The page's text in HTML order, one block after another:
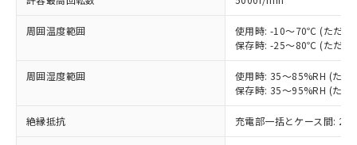
周囲温度範囲
使用時: -10～70℃ (ただし
保存時: -25～80℃ (ただし
周囲湿度範囲
使用時: 35～85%RH (ただ
保存時: 35～95%RH (ただ
絶縁抵抗 充電部一括とケース間:
本サービスは、当社制御機器事業取扱
商品の当社在庫状況および標準価格
(税抜)を提供させていただくもので
当社制御機器事業取扱商品の中には、
本サービスの対象外となる商品もある
在庫状況および標準価格照会結果は、
記載している更新日時点での社内デー
非含有の対応状況を調査中または確認中の
商品です。
非該当品：ライセンス料など無形物で、有
害物質有無と関係のない商品です。
仕入先様の事情により、非含有部品として
いたものが、含有品と判明した場合などや
※1 中国RoHS○×表
「○」：最大均質材料含有率が中国RoHSの
基準値以下であることを示します。
「×」：最大均質材料含有率が中国RoHSの
基準値を超えていることを示します。
「－」：未確認です。当社販売部門へお問
い合わせください。
当社は、これら貴社製品のうち、外国
為替および外国貿易法に定める商品
（以下｢規制貨物等」という）を輸出